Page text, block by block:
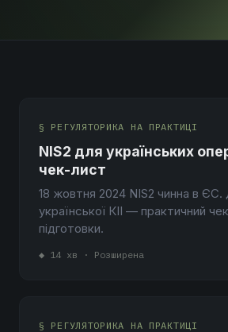
§ РЕГУЛЯТОРИКА НА ПРАКТИЦІ
NIS2 для українських
чек-лист
18 жовтня 2024 NIS2 чинна в ЄС.
української КІІ — практичний
підготовки.
◆ 14 хв · Розширена
§ РЕГУЛЯТОРИКА НА ПРАКТИЦІ